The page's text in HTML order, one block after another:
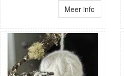
Meer info